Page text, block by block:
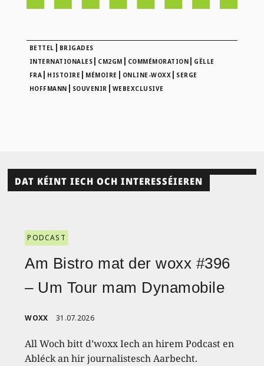
BETTEL | BRIGADES
INTERNATIONALES | CM2GM | COMMÉMORATION | GËLLE
FRA | HISTOIRE | MÉMOIRE | ONLINE-WOXX | SERGE
HOFFMANN | SOUVENIR | WEBEXCLUSIVE
DAT KÉINT IECH OCH INTERESSÉIEREN
PODCAST
Am Bistro mat der woxx #396
– Um Tour mam Dynamobile
WOXX 31.07.2026
All Woch bitt d’woxx Iech an hirem Podcast en
Abléck an hir journalistesch Aarbecht.